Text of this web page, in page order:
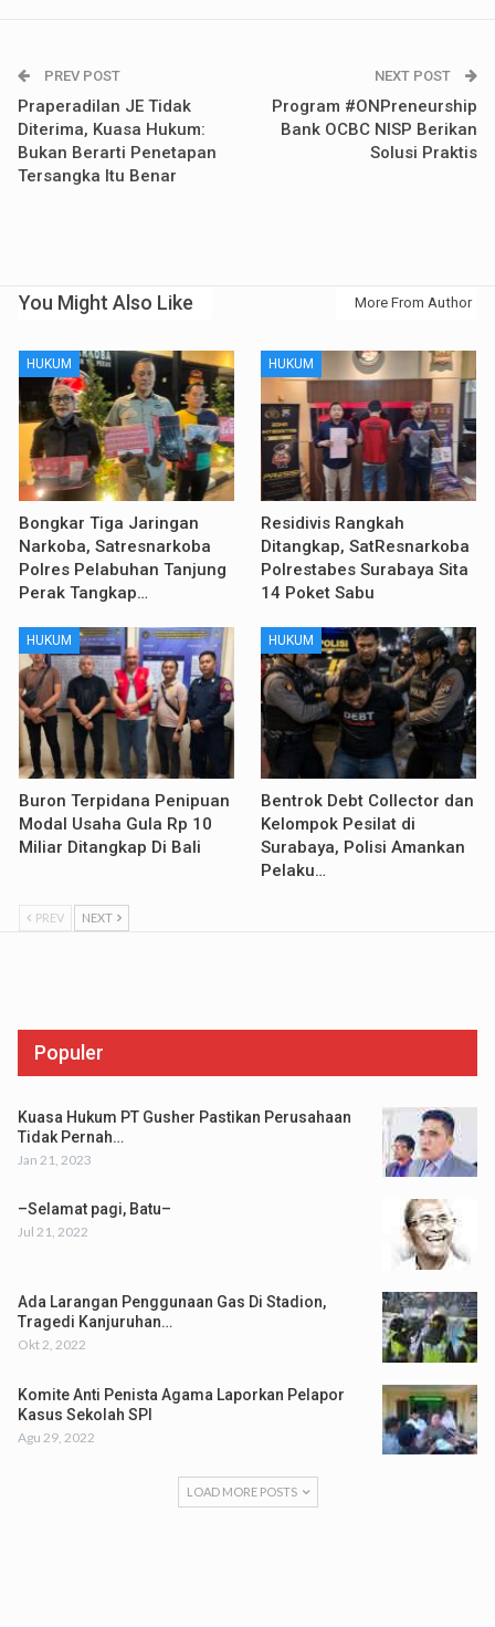
PREV POST
Praperadilan JE Tidak
Diterima, Kuasa Hukum:
Bukan Berarti Penetapan
Tersangka Itu Benar
NEXT POST
Program #ONPreneurship
Bank OCBC NISP Berikan
Solusi Praktis
You Might Also Like More From Author
HUKUM
Bongkar Tiga Jaringan
Narkoba, Satresnarkoba
Polres Pelabuhan Tanjung
Perak Tangkap…
HUKUM
Residivis Rangkah
Ditangkap, SatResnarkoba
Polrestabes Surabaya Sita
14 Poket Sabu
HUKUM
Buron Terpidana Penipuan
Modal Usaha Gula Rp 10
Miliar Ditangkap Di Bali
HUKUM
Bentrok Debt Collector dan
Kelompok Pesilat di
Surabaya, Polisi Amankan
Pelaku…
PREV NEXT
Populer
Kuasa Hukum PT Gusher Pastikan Perusahaan
Tidak Pernah…
Jan 21, 2023
–Selamat pagi, Batu–
Jul 21, 2022
Ada Larangan Penggunaan Gas Di Stadion,
Tragedi Kanjuruhan…
Okt 2, 2022
Komite Anti Penista Agama Laporkan Pelapor
Kasus Sekolah SPI
Agu 29, 2022
LOAD MORE POSTS